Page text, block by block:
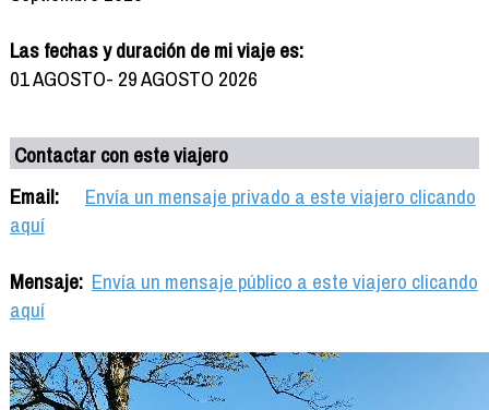
Las fechas y duración de mi viaje es:
01 AGOSTO- 29 AGOSTO 2026
Contactar con este viajero
Email:
Envía un mensaje privado a este viajero clicando
aquí
Mensaje: Envía un mensaje público a este viajero clicando
aquí